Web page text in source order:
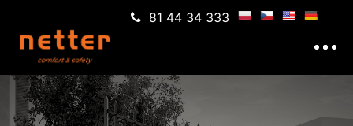
81 44 34 333